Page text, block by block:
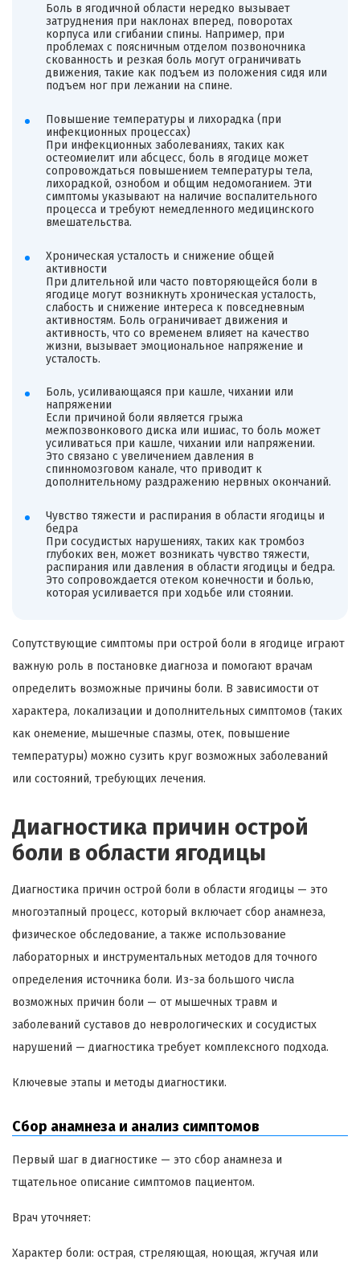
Боль в ягодичной области нередко вызывает
затруднения при наклонах вперед, поворотах
корпуса или сгибании спины. Например, при
проблемах с поясничным отделом позвоночника
скованность и резкая боль могут ограничивать
движения, такие как подъем из положения сидя или
подъем ног при лежании на спине.
Повышение температуры и лихорадка (при
инфекционных процессах)
При инфекционных заболеваниях, таких как
остеомиелит или абсцесс, боль в ягодице может
сопровождаться повышением температуры тела,
лихорадкой, ознобом и общим недомоганием. Эти
симптомы указывают на наличие воспалительного
процесса и требуют немедленного медицинского
вмешательства.
Хроническая усталость и снижение общей
активности
При длительной или часто повторяющейся боли в
ягодице могут возникнуть хроническая усталость,
слабость и снижение интереса к повседневным
активностям. Боль ограничивает движения и
активность, что со временем влияет на качество
жизни, вызывает эмоциональное напряжение и
усталость.
Боль, усиливающаяся при кашле, чихании или
напряжении
Если причиной боли является грыжа
межпозвонкового диска или ишиас, то боль может
усиливаться при кашле, чихании или напряжении.
Это связано с увеличением давления в
спинномозговом канале, что приводит к
дополнительному раздражению нервных окончаний.
Чувство тяжести и распирания в области ягодицы и
бедра
При сосудистых нарушениях, таких как тромбоз
глубоких вен, может возникать чувство тяжести,
распирания или давления в области ягодицы и бедра.
Это сопровождается отеком конечности и болью,
которая усиливается при ходьбе или стоянии.
Сопутствующие симптомы при острой боли в ягодице играют
важную роль в постановке диагноза и помогают врачам
определить возможные причины боли. В зависимости от
характера, локализации и дополнительных симптомов (таких
как онемение, мышечные спазмы, отек, повышение
температуры) можно сузить круг возможных заболеваний
или состояний, требующих лечения.
Диагностика причин острой
боли в области ягодицы
Диагностика причин острой боли в области ягодицы — это
многоэтапный процесс, который включает сбор анамнеза,
физическое обследование, а также использование
лабораторных и инструментальных методов для точного
определения источника боли. Из-за большого числа
возможных причин боли — от мышечных травм и
заболеваний суставов до неврологических и сосудистых
нарушений — диагностика требует комплексного подхода.
Ключевые этапы и методы диагностики.
Сбор анамнеза и анализ симптомов
Первый шаг в диагностике — это сбор анамнеза и
тщательное описание симптомов пациентом.
Врач уточняет:
Характер боли: острая, стреляющая, ноющая, жгучая или